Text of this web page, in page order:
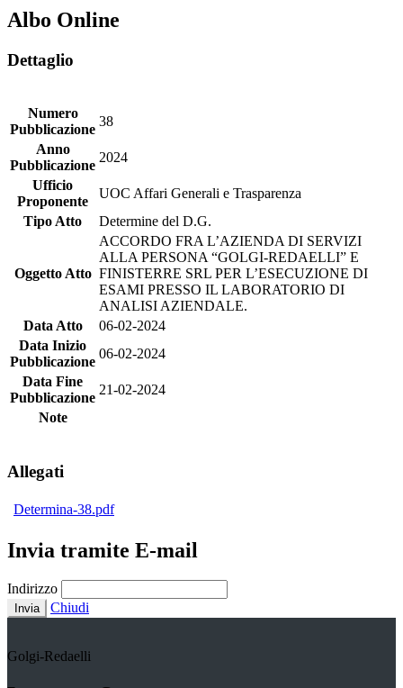
Albo Online
Dettaglio
Numero
Pubblicazione
38
Anno
Pubblicazione
2024
Ufficio
Proponente
UOC Affari Generali e Trasparenza
Tipo Atto
Determine del D.G.
Oggetto Atto
ACCORDO FRA L’AZIENDA DI SERVIZI
ALLA PERSONA “GOLGI-REDAELLI” E
FINISTERRE SRL PER L’ESECUZIONE DI
ESAMI PRESSO IL LABORATORIO DI
ANALISI AZIENDALE.
Data Atto
06-02-2024
Data Inizio
Pubblicazione
06-02-2024
Data Fine
Pubblicazione
21-02-2024
Note
Allegati
Determina-38.pdf
Invia tramite E-mail
Indirizzo
Invia Chiudi
Golgi-Redaelli